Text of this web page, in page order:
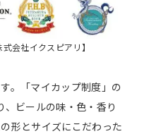
会社イクスピアリ】
。「マイカップ制度」の
、ビールの味・色・香り
形とサイズにこだわった